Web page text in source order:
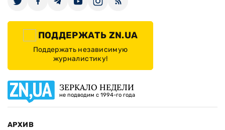
ПОДДЕРЖАТЬ ZN.UA
Поддержать независимую
журналистику!
ЗЕРКАЛО НЕДЕЛИ
не подводим с 1994-го года
АРХИВ